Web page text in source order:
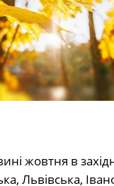
жовтня в
Львівська,